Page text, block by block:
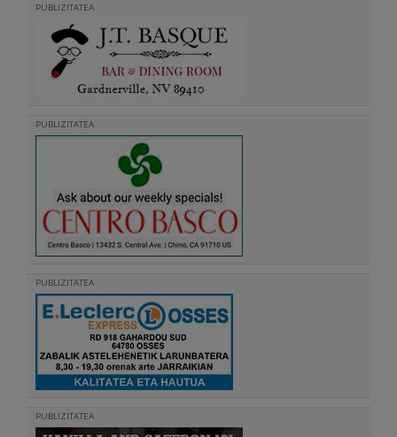
PUBLIZITATEA
PUBLIZITATEA
PUBLIZITATEA
PUBLIZITATEA